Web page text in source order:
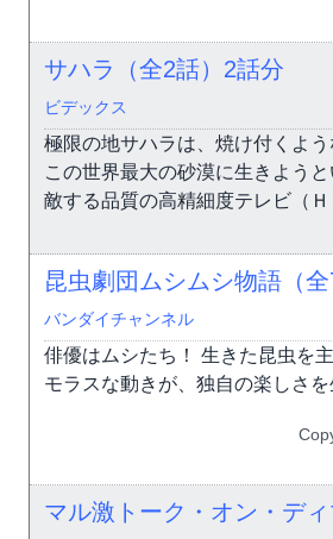
サハラ（全2話） 2話分
ビデックス
極限の地サハラは、焼け付くよ
この世界最大の砂漠に生きよう
敵する品質の高精細度テレビ（Ｈ
昆虫劇団ムシムシ物語（全
バンダイチャンネル
俳優はムシたち！ 生きた昆虫を
モラスな動きが、独自の楽しさを
マル激トーク・オン・ディ